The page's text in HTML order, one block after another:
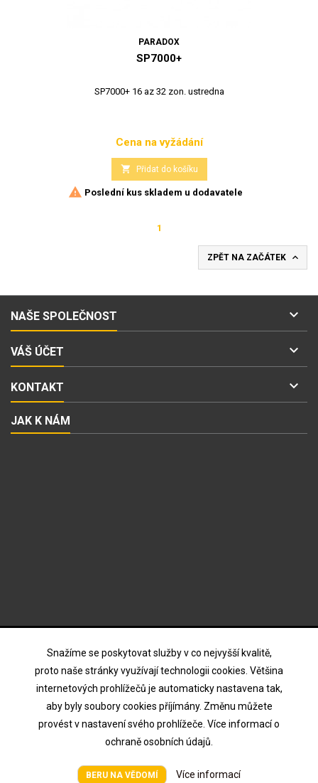
Snažíme se poskytovat služby v co nejvyšší kvalitě,
proto naše stránky využívají technologii cookies. Většina
internetových prohlížečů je automaticky nastavena tak,
aby byly soubory cookies příjímány. Změnu můžete
provést v nastavení svého prohlížeče. Více informací o
ochraně osobních údajů.
BERU NA VĚDOMÍ Více informací
PARADOX
SP7000+
SP7000+ 16 az 32 zon. ustredna
Cena
Cena na vyžádání
 Přidat do košíku
 Poslední kus skladem u dodavatele
1
ZPĚT NA ZAČÁTEK 
NAŠE SPOLEČNOST 
VÁŠ ÚČET 
KONTAKT 
JAK K NÁM
Souhlasím s podmínkami a zásadami ochrany osobních
údajů
Všechna práva vyhrazena © HTV Hodina 2026